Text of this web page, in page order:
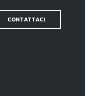
CONTATTACI